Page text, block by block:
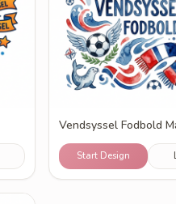
Vendsyssel Fodbold
Start Design